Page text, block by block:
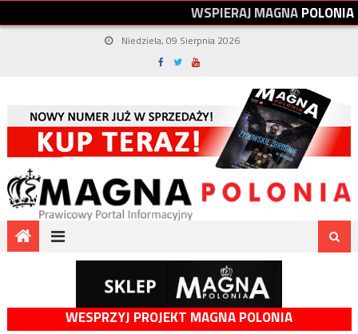
WSPIERAJMAGNAPOLONIA
Niedziela, 09 Sierpnia 2026
WESPRZYJ PROJEKT MAGNA POLONIA